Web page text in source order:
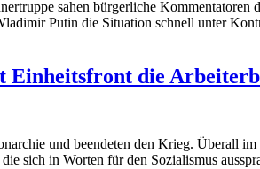
sahen bürgerliche
Putin die Situation schnell unter
Einheitsfront die
und beendeten den Krieg. Überall
sich in Worten für den Sozialismus